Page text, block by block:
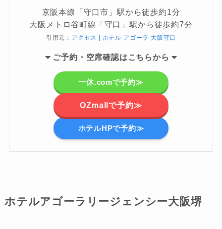
京阪本線「守口市」駅から徒歩約1分
大阪メトロ谷町線「守口」駅から徒歩約7分
引用元： アクセス | ホテル アゴーラ 大阪守口
ご予約・空席確認はこちらから
一休.comで予約≫
OZmallで予約≫
ホテルHPで予約≫
ホテルアゴーラリージェンシー大阪堺